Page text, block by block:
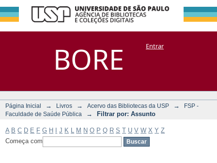
BORE
Filtrar por:
Assunto
DSpace/Manakin + CoriscoEntrar
Página Inicial → Livros → Acervo das Bibliotecas da USP →
FSP -
Faculdade de Saúde Pública
→ Filtrar por: Assunto
A B C D E F G H J K M N O P Q R S T U V W X Y Z
Começa com